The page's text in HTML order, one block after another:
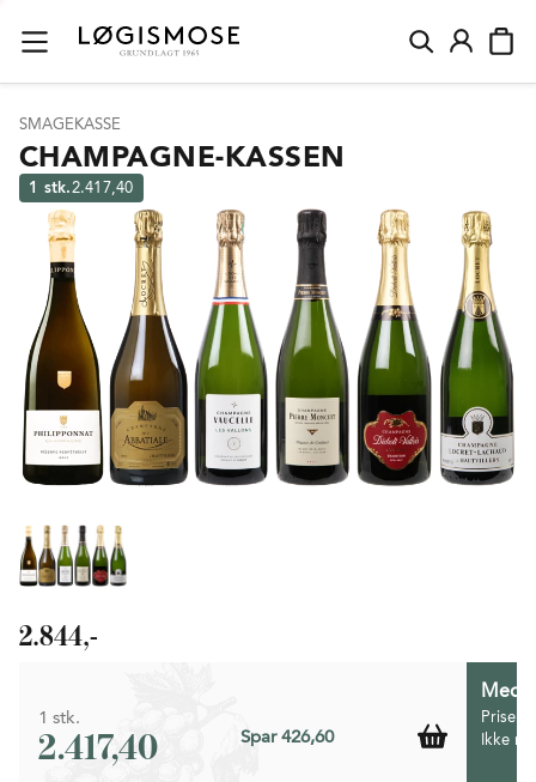
SMAGEKASSE
CHAMPAGNE-KASSEN
1 stk.2.417,40
2.844,-
1 stk.
2.417,40 Spar 426,60
Prisen
Ikke